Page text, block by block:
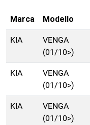
Marca Modello
KIA
VENGA
(01/10>)
KIA
VENGA
(01/10>)
KIA
VENGA
(01/10>)